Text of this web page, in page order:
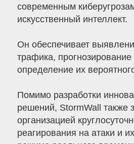
современным
искусственный интеллект.
Он обеспечивает
трафика, прогнозирование
определение их
Помимо разработки
решений, StormWall также
организацией
реагирования на атаки и